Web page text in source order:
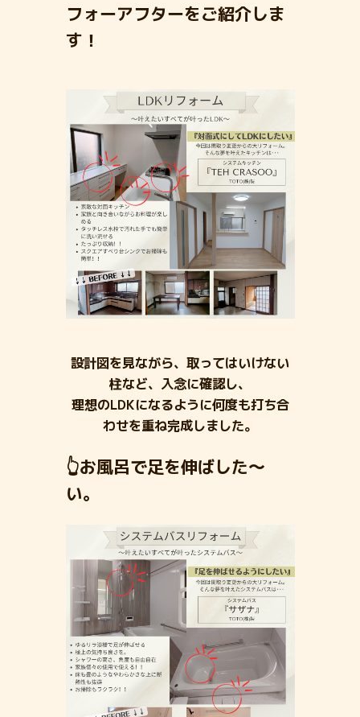
フォーアフターをご紹介しま
す！
設計図を見ながら、取ってはいけない
柱など、入念に確認し、
理想のLDKになるように何度も打ち合
わせを重ね完成しました。
👆お風呂で足を伸ばした～
い。